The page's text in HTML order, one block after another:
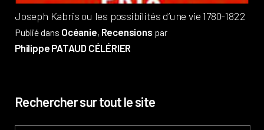
Joseph Kabris ou les possibilités d’une vie 1780-1822
Publié dans Océanie, Recensions par
Philippe PATAUD CÉLÉRIER
Rechercher sur tout le site